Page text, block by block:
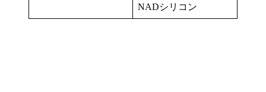
NADシリコン